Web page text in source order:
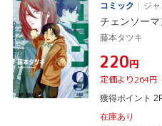
コミック
ジ
チェンソー
藤本タツキ
¥220円
定価より264円
獲得ポイント
在庫あり